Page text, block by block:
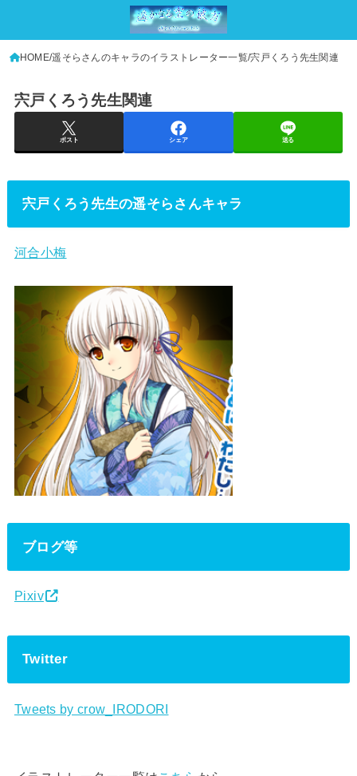
HOME 遥そらさんのキャラのイラストレーター一覧 宍戸くろう先生関連
宍戸くろう先生関連
ポスト シェア 送る
宍戸くろう先生の遥そらさんキャラ
河合小梅
ブログ等
Pixiv
Twitter
Tweets by crow_IRODORI